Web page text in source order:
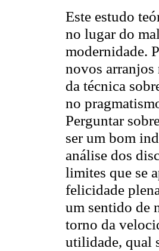
Este estudo
no lugar do
modernidade.
novos arranjos
da técnica
no
Perguntar
ser um bom
análise dos
limites que se
felicidade
um sentido de
torno da
utilidade, qual